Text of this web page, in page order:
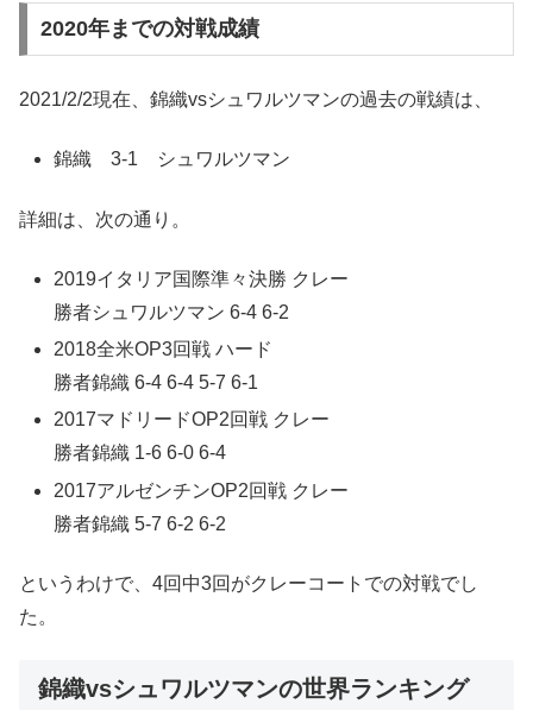
2020年までの対戦成績
2021/2/2現在、錦織vsシュワルツマンの過去の戦績は、
錦織 3-1 シュワルツマン
詳細は、次の通り。
2019イタリア国際準々決勝 クレー
勝者シュワルツマン 6-4 6-2
2018全米OP3回戦 ハード
勝者錦織 6-4 6-4 5-7 6-1
2017マドリードOP2回戦 クレー
勝者錦織 1-6 6-0 6-4
2017アルゼンチンOP2回戦 クレー
勝者錦織 5-7 6-2 6-2
というわけで、4回中3回がクレーコートでの対戦でし
た。
錦織vsシュワルツマンの世界ランキング